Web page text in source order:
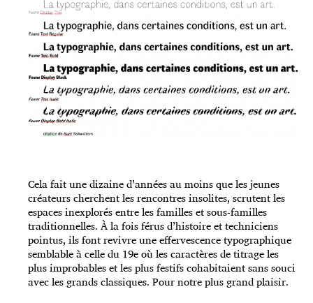
Cela fait une dizaine d’années au moins que les jeunes
créateurs cherchent les rencontres insolites, scrutent les
espaces inexplorés entre les familles et sous-familles
traditionnelles. À la fois férus d’histoire et techniciens
pointus, ils font revivre une effervescence typographique
semblable à celle du 19e où les caractères de titrage les
plus improbables et les plus festifs cohabitaient sans souci
avec les grands classiques. Pour notre plus grand plaisir.